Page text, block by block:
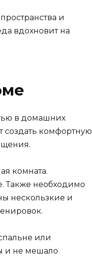
и
вдохновит на
в домашних
создать комфортную
комната.
Также необходимо
нескользкие и
или
и не мешало